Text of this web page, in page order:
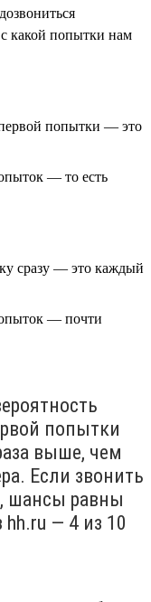
какой попытки нам
попытки — это
— то есть
сразу — это каждый
— почти
попытки
выше, чем
Если звонить
шансы равны
hh.ru — 4 из 10